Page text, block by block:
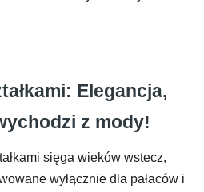
Elegancja,
z mody!
sięga wieków wstecz,
wyłącznie dla pałaców i